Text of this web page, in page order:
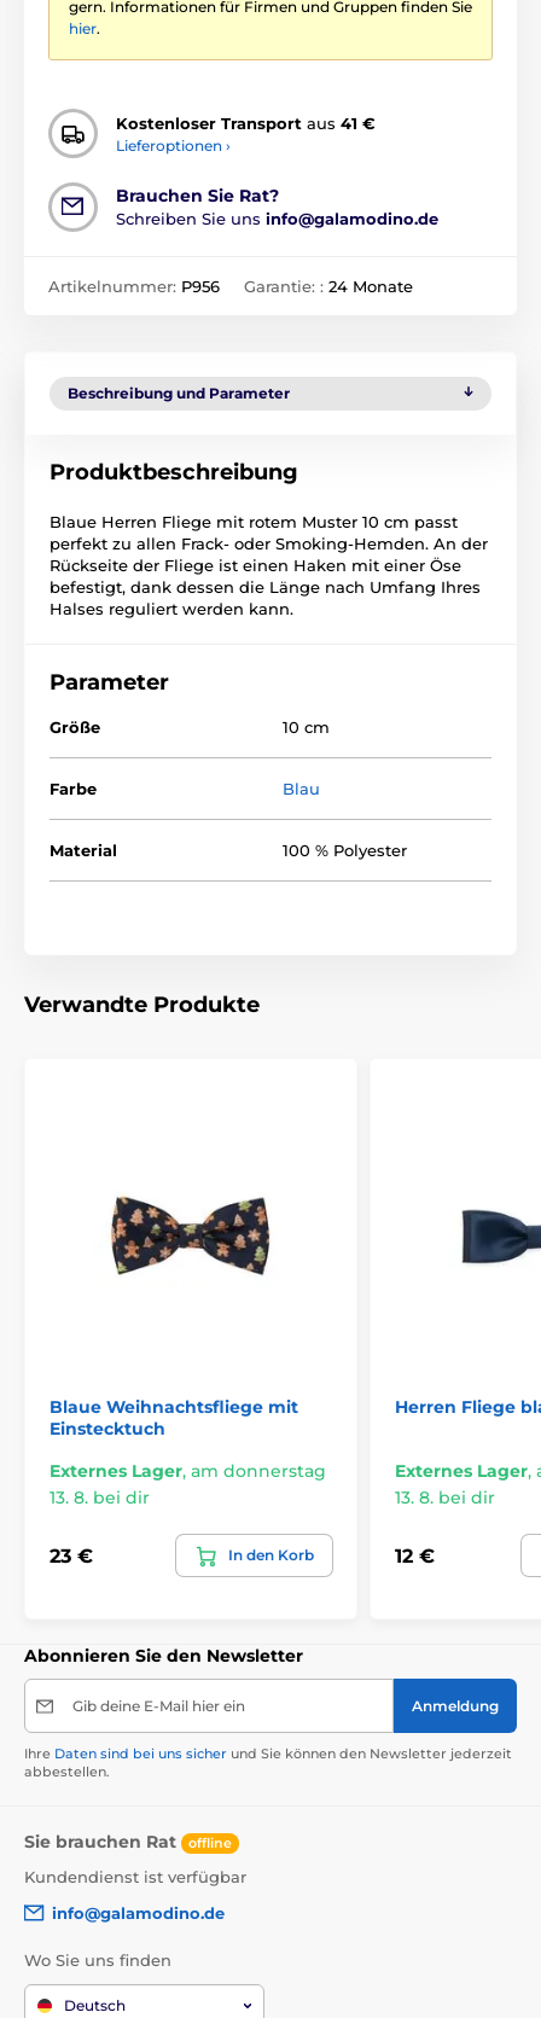
gern. Informationen für Firmen und Gruppen finden Sie
hier.
Kostenloser Transport aus 41 €
Lieferoptionen ›
Brauchen Sie Rat?
Schreiben Sie uns info@galamodino.de
Artikelnummer: P956 Garantie: : 24 Monate
Beschreibung und Parameter
Produktbeschreibung
Blaue Herren Fliege mit rotem Muster 10 cm passt
perfekt zu allen Frack- oder Smoking-Hemden. An der
Rückseite der Fliege ist einen Haken mit einer Öse
befestigt, dank dessen die Länge nach Umfang Ihres
Halses reguliert werden kann.
Parameter
Größe 10 cm
Farbe Blau
Material 100 % Polyester
Verwandte Produkte
Blaue Weihnachtsfliege mit
Einstecktuch
Externes Lager, am donnerstag
13. 8. bei dir
23 € In den Korb
Herren Fliege
Externes Lager,
13. 8. bei dir
12 €
Abonnieren Sie den Newsletter
Gib deine E-Mail hier ein Anmeldung
Ihre Daten sind bei uns sicher und Sie können den Newsletter jederzeit
abbestellen.
Sie brauchen Rat offline
Kundendienst ist verfügbar
info@galamodino.de
Wo Sie uns finden
Deutsch